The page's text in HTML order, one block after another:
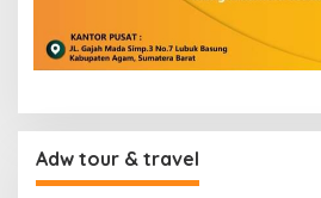
Adw tour & travel